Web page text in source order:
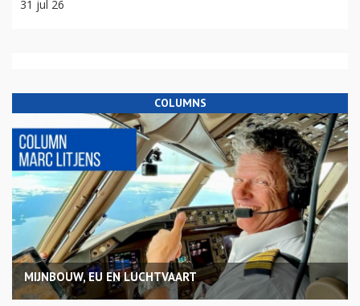
31 jul 26
COLUMNS
MIJNBOUW, EU EN LUCHTVAART